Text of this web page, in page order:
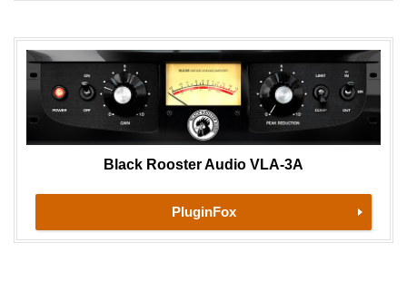
Black Rooster Audio VLA-3A
PluginFox